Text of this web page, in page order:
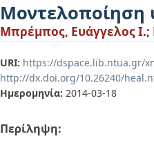
Μοντελοποίηση
Μπρέμπος, Ευάγγελος Ι.;
URI: https://dspace.lib.ntua.gr/
http://dx.doi.org/10.26240/
Ημερομηνία: 2014-03-18
Περίληψη: